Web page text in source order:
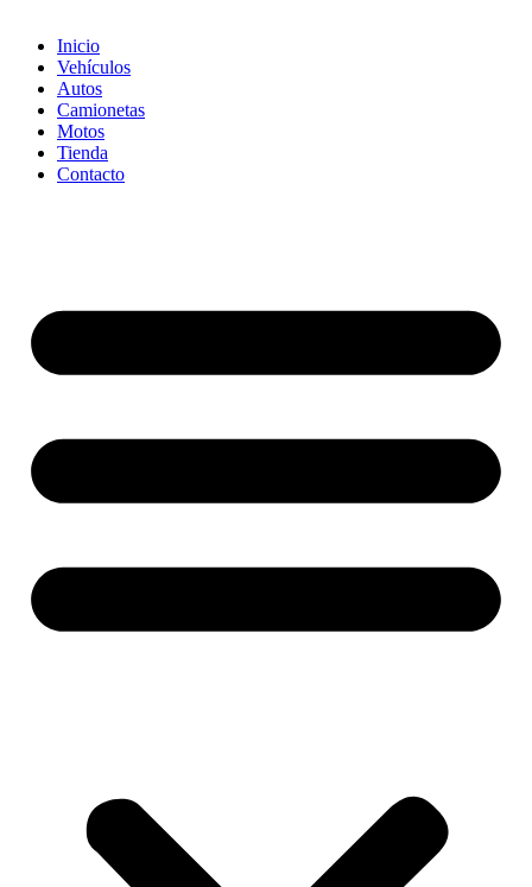
Inicio
Vehículos
Autos
Camionetas
Motos
Tienda
Contacto